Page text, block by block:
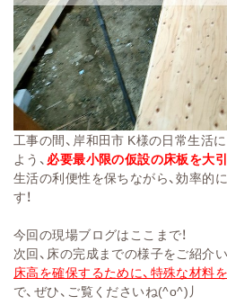
工事の間、岸和田市 K様の日常生活
よう、 必要最小限の仮設の床板を大
生活の利便性を保ちながら、効率的
す！
今回の現場ブログはここまで！
次回、床の完成までの様子をご紹介
床高を確保するために、特殊な材料
で、ぜひ、ご覧くださいね(^o^)丿